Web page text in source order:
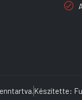
Készítette: